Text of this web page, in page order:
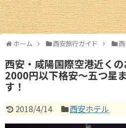
ホーム 西安旅行ガイド
西安・咸陽国際空港近くの
2000円以下格安～五つ星
す！
2018/4/14 西安ホテル
西安交通情報
お土産情報
中国圏旅行ガイド
上海情報